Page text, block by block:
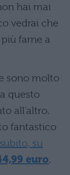
hai mai
vedrai che
farne a
sono molto
questo
all’altro.
fantastico
su
euro.